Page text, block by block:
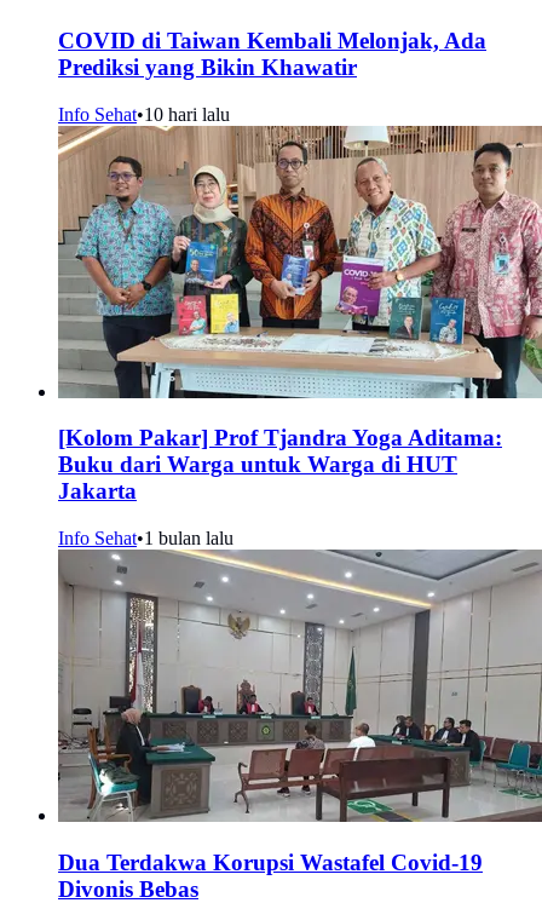
COVID di Taiwan Kembali Melonjak, Ada
Prediksi yang Bikin Khawatir
Info Sehat•10 hari lalu
[Kolom Pakar] Prof Tjandra Yoga Aditama:
Buku dari Warga untuk Warga di HUT
Jakarta
Info Sehat•1 bulan lalu
Dua Terdakwa Korupsi Wastafel Covid-19
Divonis Bebas